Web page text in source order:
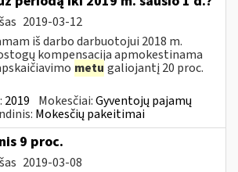
2019-03-12
iš darbo darbuotojui 2018 m.
kompensacija apmokestinama
metu galiojantį 20 proc.
2019 Mokesčiai:Gyventojų pajamų
Mokesčių pakeitimai
9 proc.
2019-03-08